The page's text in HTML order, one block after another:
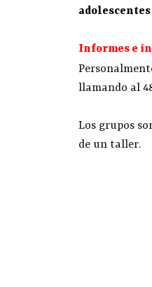
adolescentes
Informes e
llamando al
Los grupos
de un taller.